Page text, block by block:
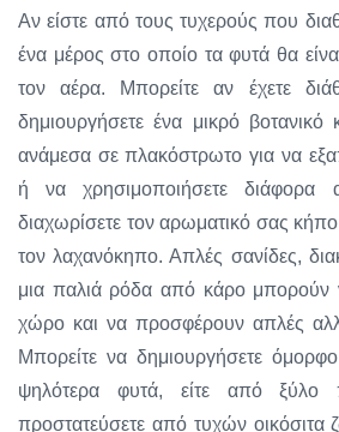
Αν είστε από τους τυχερούς που
ένα μέρος στο οποίο τα φυτά θα
τον αέρα. Μπορείτε αν έχετε
δημιουργήσετε ένα μικρό
ανάμεσα σε πλακόστρωτο για να
ή να χρησιμοποιήσετε διάφορα
διαχωρίσετε τον αρωματικό σας
τον λαχανόκηπο. Απλές σανίδες,
μια παλιά ρόδα από κάρο μπορούν
χώρο και να προσφέρουν απλές
Μπορείτε να δημιουργήσετε
ψηλότερα φυτά, είτε από ξύλο
προστατεύσετε από τυχών